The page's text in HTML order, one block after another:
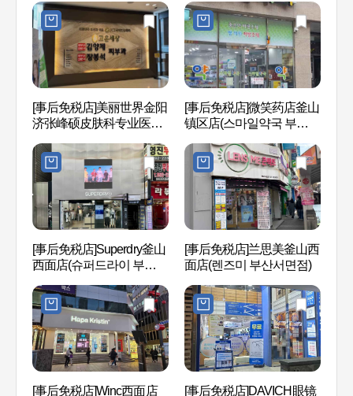
[事后免税店]美丽世界金阳
济张峰硕皮肤科专业医院
부과의원)
[事后免税店]微笑药店釜山
镇区店(스마일약국 부산진
[事后免税店]Superdry釜山
西面店(슈퍼드라이 부산서
[事后免税店]兰思美釜山西
面店(렌즈미 부산서면점)
[事后免税店]Winc西面店
[事后免税店]DAVICH眼镜